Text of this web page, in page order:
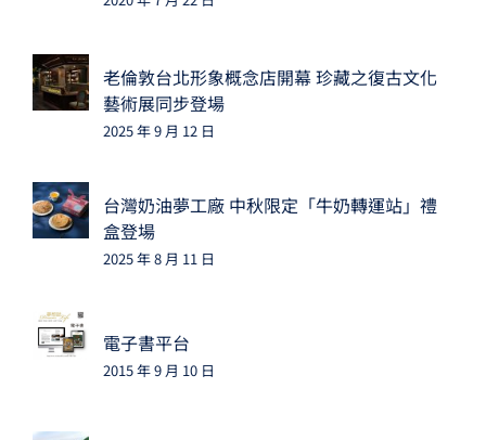
老倫敦台北形象概念店開幕 珍藏之復古文化
藝術展同步登場
2025 年 9 月 12 日
台灣奶油夢工廠 中秋限定「牛奶轉運站」禮
盒登場
2025 年 8 月 11 日
電子書平台
2015 年 9 月 10 日